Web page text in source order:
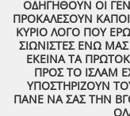
ΟΔΗΓΗΘΟΥΝ ΟΙ
ΠΡΟΚΑΛΕΣΟΥΝ
ΚΥΡΙΟ ΛΟΓΟ ΠΟΥ
ΣΙΩΝΙΣΤΕΣ ΕΝΩ
ΕΚΕΙΝΑ ΤΑ
ΠΡΟΣ ΤΟ ΙΣΛΑΜ
ΥΠΟΣΤΗΡΙΖΟΥΝ
ΠΑΝΕ ΝΑ ΣΑΣ ΤΗΝ